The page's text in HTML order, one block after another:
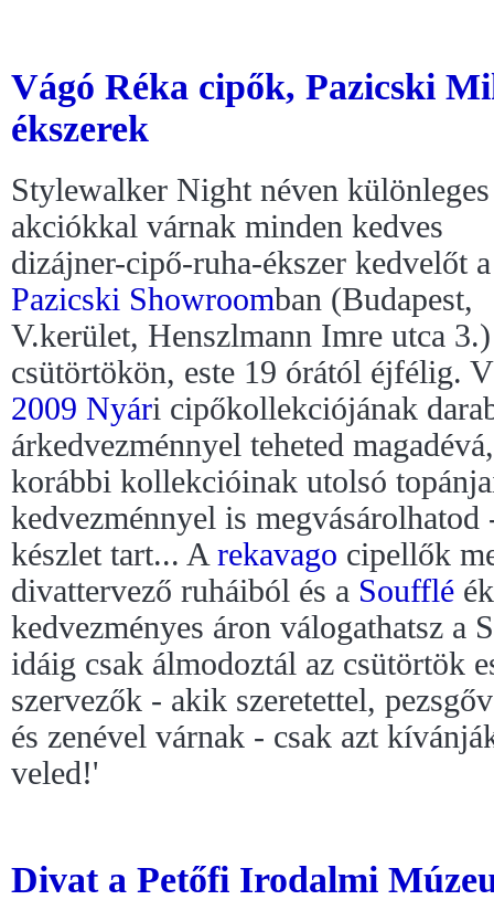
Vágó Réka cipők, Pazicski
ékszerek
Stylewalker Night néven különleges
akciókkal várnak minden kedves
dizájner-cipő-ruha-ékszer kedvelőt a
Pazicski Showroomban (Budapest,
V.kerület, Henszlmann Imre utca
csütörtökön, este 19 órától éjfélig.
2009 Nyári cipőkollekciójának
árkedvezménnyel teheted
korábbi kollekcióinak utolsó
kedvezménnyel is megvásárolhatod
készlet tart... A rekavago cipellők
divattervező ruháiból és a Soufflé
kedvezményes áron válogathatsz a
idáig csak álmodoztál az csütörtök
szervezők - akik szeretettel,
és zenével várnak - csak azt
veled!'
Divat a Petőfi Irodalmi